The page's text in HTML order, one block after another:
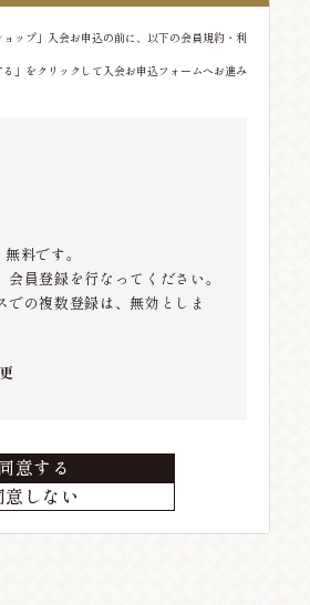
ップ」入会お申込の前に、以下の会員規約・利
」をクリックして入会お申込フォームへお進み
料です。
員登録を行なってください。
での複数登録は、無効としま
場合には、当店までメールにて
しない
意する